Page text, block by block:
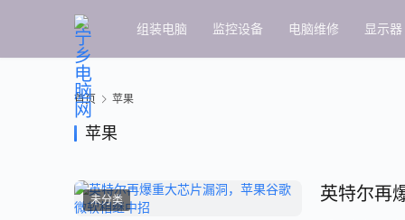
组装电脑 监控设备 电脑维修 显示器
首页 苹果
苹果
未分类 英特尔再